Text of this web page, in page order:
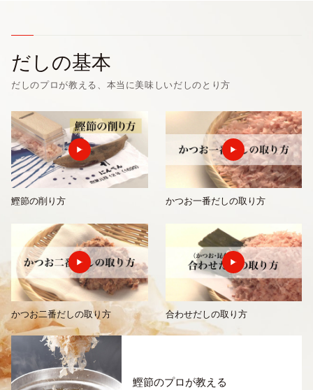
だしの基本
だしのプロが教える、本当に美味しいだしのとり方
鰹節の削り方 かつお一番だしの取り方
かつお二番だしの取り方 合わせだしの取り方
鰹節のプロが教える